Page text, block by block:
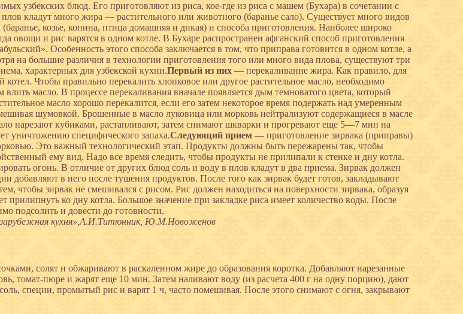
узбекских блюд. Его приготовляют из риса, кое-где из риса с машем (Бухара) в сочетании с
кладут много жира — растительного или животного (баранье сало). Существует много видов
(баранье, козье, конина, птица домашняя и дикая) и способа приготовления. Наиболее широко
овощи и рис варятся в одном котле. В Бухаре распространен афганский способ приготовления
Особенность этого способа заключается в том, что приправа готовится в одном котле, а
на большие различия в технологии приготовления того или много вида плова, существуют три
характерных для узбекской кухни.Первый из них — перекаливание жира. Как правило, для
котел. Чтобы правильно перекалить хлопковое или другое растительное масло, необходимо
влить масло. В процессе перекаливания вначале появляется дым темноватого цвета, который
масло хорошо перекалится, если его затем некоторое время подержать над умеренным
шумовкой. Брошенные в масло луковица или морковь нейтрализуют содержащиеся в масле
нарезают кубиками, растапливают, затем снимают шкварки и прогревают еще 5—7 мин на
уничтожению специфического запаха.Следующий прием — приготовление зирвака (приправы)
Это важный технологический этап. Продукты должны быть пережарены так, чтобы
ему вид. Надо все время следить, чтобы продукты не прилипали к стенке и дну котла.
огонь. В отличие от других блюд соль и воду в плов кладут в два приема. Зирвак должен
добавляют в него после тушения продуктов. После того как зирвак будет готов, закладывают
чтобы зирвак не смешивался с рисом. Рис должен находиться на поверхности зирвака, образуя
прилипнуть ко дну котла. Большое значение при закладке риса имеет количество воды. После
подсолить и довести до готовности.
зарубежная кухня»,А.И.Титюнник, Ю.М.Новоженов
солят и обжаривают в раскаленном жире до образования коротка. Добавляют нарезанные
томат-пюре и жарят еще 10 мин. Затем наливают воду (из расчета 400 г на одну порцию), дают
специи, промытый рис и варят 1 ч, часто помешивая. После этого снимают с огня, закрывают